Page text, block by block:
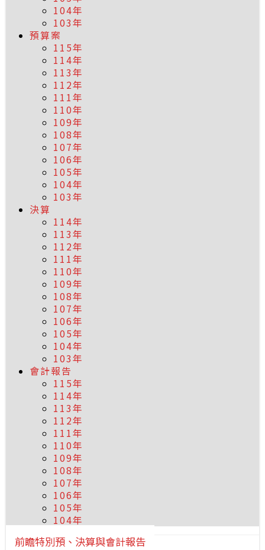
104年
103年
預算案
115年
114年
113年
112年
111年
110年
109年
108年
107年
106年
105年
104年
103年
決算
114年
113年
112年
111年
110年
109年
108年
107年
106年
105年
104年
103年
會計報告
115年
114年
113年
112年
111年
110年
109年
108年
107年
106年
105年
104年
前瞻特別預、決算與會計報告